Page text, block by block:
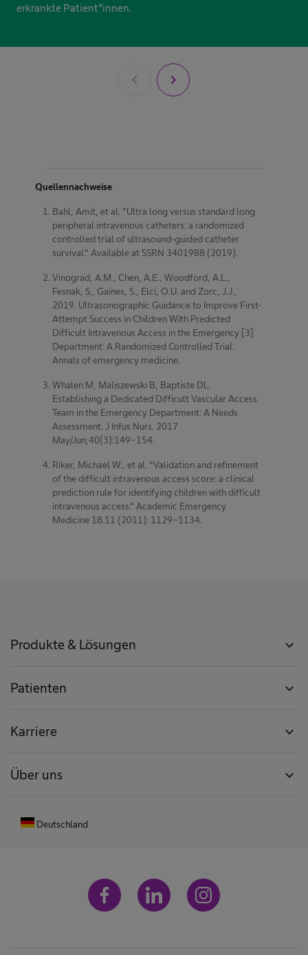
erkrankte Patient*innen.
chevron_left chevron_right
Quellennachweise
Bahl, Amit, et al. "Ultra long versus standard long
peripheral intravenous catheters: a randomized
controlled trial of ultrasound-guided catheter
survival." Available at SSRN 3401988 (2019).
Vinograd, A.M., Chen, A.E., Woodford, A.L.,
Fesnak, S., Gaines, S., Elci, O.U. and Zorc, J.J.,
2019. Ultrasonographic Guidance to Improve First-
Attempt Success in Children With Predicted
Difficult Intravenous Access in the Emergency [3]
Department: A Randomized Controlled Trial.
Annals of emergency medicine.
Whalen M, Maliszewski B, Baptiste DL.
Establishing a Dedicated Difficult Vascular Access
Team in the Emergency Department: A Needs
Assessment. J Infus Nurs. 2017
May/Jun;40(3):149-154.
Riker, Michael W., et al. "Validation and refinement
of the difficult intravenous access score: a clinical
prediction rule for identifying children with difficult
intravenous access." Academic Emergency
Medicine 18.11 (2011): 1129-1134.
Produkte & Lösungen expand_more
Patienten expand_more
Karriere expand_more
Über uns expand_more
Deutschland